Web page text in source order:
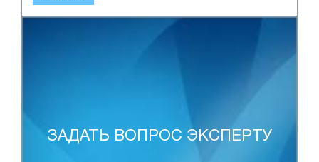
ЗАДАТЬ ВОПРОС ЭКСПЕРТУ